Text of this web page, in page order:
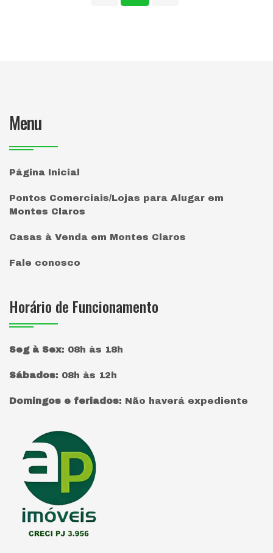
Menu
Página Inicial
Pontos Comerciais/Lojas para Alugar em
Montes Claros
Casas à Venda em Montes Claros
Fale conosco
Horário de Funcionamento
Seg à Sex: 08h às 18h
Sábados: 08h às 12h
Domingos e feriados: Não haverá expediente
Página inicial